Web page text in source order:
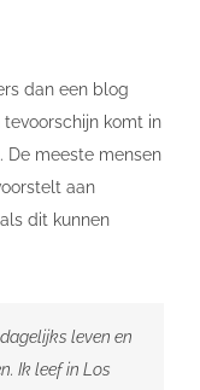
dan een blog
komt in
De meeste mensen
aan
dit kunnen
leven en
Ik leef in Los